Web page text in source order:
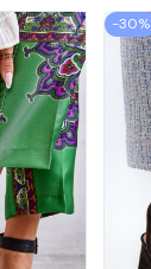
-30%